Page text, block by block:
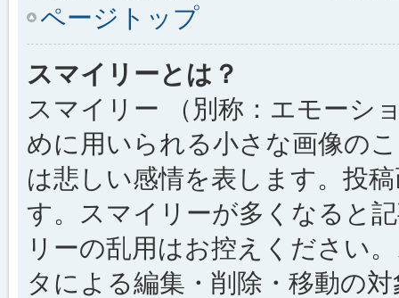
ページトップ
スマイリーとは？
スマイリー （別称：エモーシ
めに用いられる小さな画像の
は悲しい感情を表します。投
す。スマイリーが多くなると
リーの乱用はお控えください
タによる編集・削除・移動の